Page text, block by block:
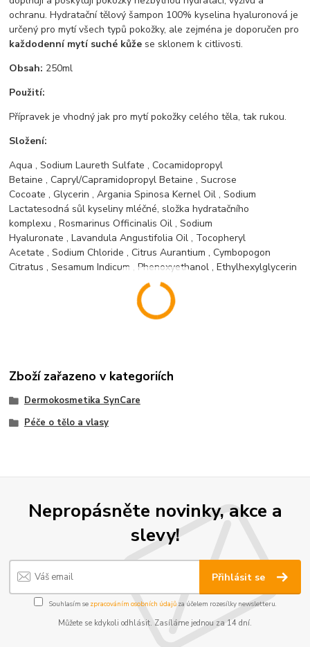
ochranu. Hydratační tělový šampon 100% kyselina hyaluronová je
určený pro mytí všech typů pokožky, ale zejména je doporučen pro
každodenní mytí suché kůže se sklonem k citlivosti.
Obsah: 250ml
Použití:
Přípravek je vhodný jak pro mytí pokožky celého těla, tak rukou.
Složení:
Aqua ,Sodium Laureth Sulfate ,Cocamidopropyl
Betaine ,Capryl/Capramidopropyl Betaine ,Sucrose
Cocoate , Glycerin ,Argania Spinosa Kernel Oil ,Sodium
Lactatesodná sůl kyseliny mléčné, složka hydratačního
komplexu ,Rosmarinus Officinalis Oil ,Sodium
Hyaluronate ,Lavandula Angustifolia Oil , Tocopheryl
Acetate ,Sodium Chloride ,Citrus Aurantium ,Cymbopogon
Citratus ,Sesamum Indicum ,Phenoxyethanol ,Ethylhexylglycerin
Zboží zařazeno v kategoriích
Dermokosmetika SynCare
Péče o tělo a vlasy
Nepropásněte novinky, akce a
slevy!
Přihlásit se
Souhlasím se zpracováním osobních údajůza účelem rozesílky newsletteru.
Můžete se kdykoli odhlásit. Zasíláme jednou za 14 dní.